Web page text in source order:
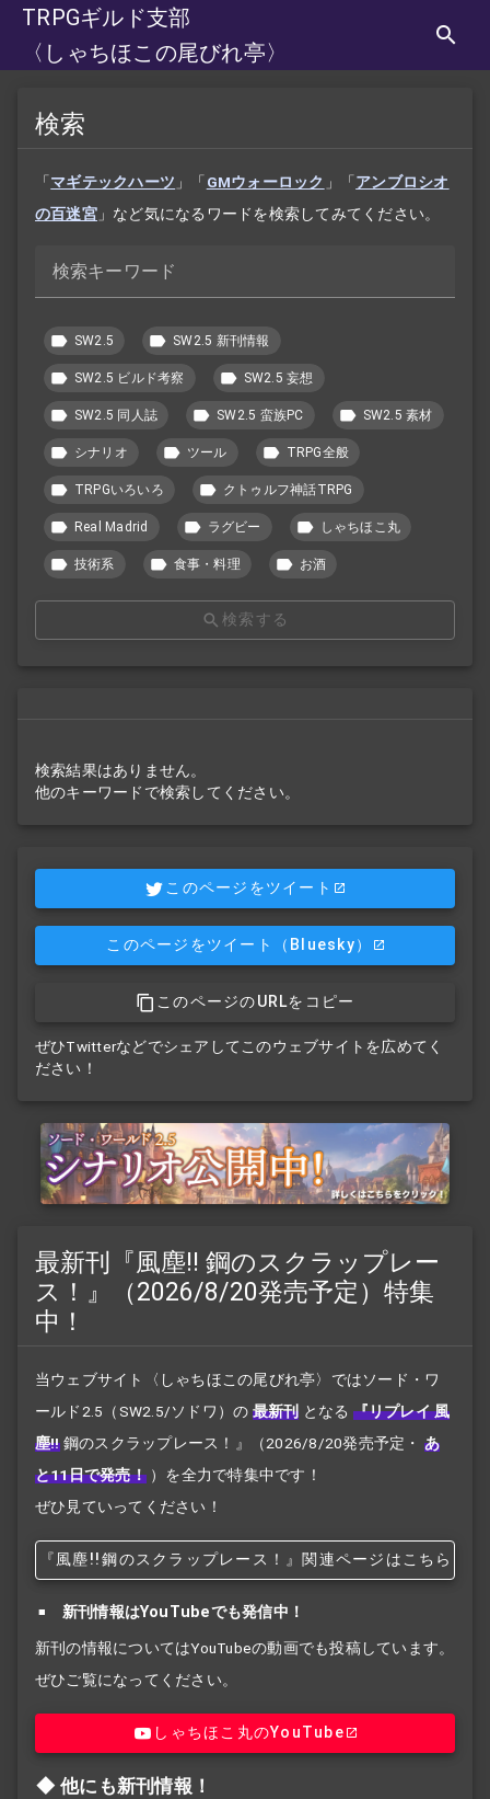
TRPGギルド支部
〈しゃちほこの尾びれ亭〉
検索
「 マギテックハーツ 」「 GMウォーロック 」「 アンブロシオ
の百迷宮」など気になるワードを検索してみてください。
検索キーワード
SW2.5 SW2.5 新刊情報
SW2.5 ビルド考察 SW2.5 妄想
SW2.5 同人誌 SW2.5 蛮族PC SW2.5 素材
シナリオ ツール TRPG全般
TRPGいろいろ クトゥルフ神話TRPG
Real Madrid ラグビー しゃちほこ丸
技術系 食事・料理 お酒
検索する
検索結果はありません。
他のキーワードで検索してください。
このページをツイート
このページをツイート （Bluesky）
このページのURLをコピー
ぜひTwitterなどでシェアしてこのウェブサイトを広めてく
ださい！
最新刊『風塵!! 鋼のスクラップレー
ス！』（2026/8/20発売予定）特集
中！
当ウェブサイト〈しゃちほこの尾びれ亭〉ではソード・ワ
ールド2.5（SW2.5/ソドワ）の 最新刊 となる 『リプレイ 風
塵!! 鋼のスクラップレース！』 （2026/8/20発売予定・ あ
と11日で発売！ ）を全力で特集中です！
ぜひ見ていってください！
『風塵!! 鋼のスクラップレース！』関連ページはこちら
新刊情報はYouTubeでも発信中！
新刊の情報についてはYouTubeの動画でも投稿しています。
ぜひご覧になってください。
しゃちほこ丸のYouTube
他にも新刊情報！